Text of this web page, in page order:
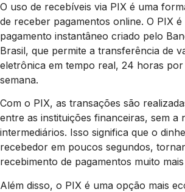
O uso de recebíveis via PIX é uma
de receber pagamentos online. O PIX é
pagamento instantâneo criado pelo
Brasil, que permite a transferência de
eletrônica em tempo real, 24 horas
semana.
Com o PIX, as transações são
entre as instituições financeiras, sem a
intermediários. Isso significa que o
recebedor em poucos segundos,
recebimento de pagamentos muito mais
Além disso, o PIX é uma opção mais